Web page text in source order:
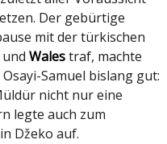
Der gebürtige
mit der türkischen
und Walestraf, machte
Samuel bislang gut:
nicht nur eine
legte auch zum
Džeko auf.